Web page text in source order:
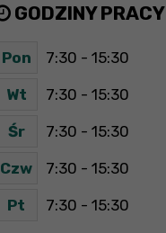
GODZINY PRACY
Pon 7:30 - 15:30
Wt 7:30 - 15:30
Śr 7:30 - 15:30
Czw 7:30 - 15:30
Pt 7:30 - 15:30